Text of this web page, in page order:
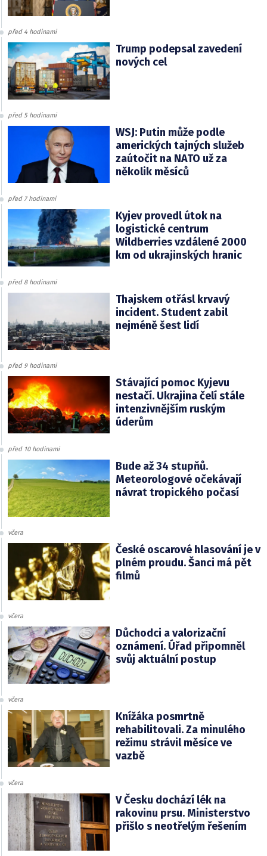
před 4 hodinami
Trump podepsal zavedení
nových cel
před 5 hodinami
WSJ: Putin může podle
amerických tajných služeb
zaútočit na NATO už za
několik měsíců
před 7 hodinami
Kyjev provedl útok na
logistické centrum
Wildberries vzdálené 2000
km od ukrajinských hranic
před 8 hodinami
Thajskem otřásl krvavý
incident. Student zabil
nejméně šest lidí
před 9 hodinami
Stávající pomoc Kyjevu
nestačí. Ukrajina čelí stále
intenzivnějším ruským
úderům
před 10 hodinami
Bude až 34 stupňů.
Meteorologové očekávají
návrat tropického počasí
včera
České oscarové hlasování je v
plném proudu. Šanci má pět
filmů
včera
Důchodci a valorizační
oznámení. Úřad připomněl
svůj aktuální postup
včera
Knížáka posmrtně
rehabilitovali. Za minulého
režimu strávil měsíce ve
vazbě
včera
V Česku dochází lék na
rakovinu prsu. Ministerstvo
přišlo s neotřelým řešením